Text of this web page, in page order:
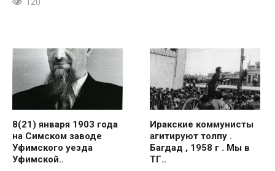
8(21) января 1903 года
на Симском заводе
Уфимского уезда
Уфимской..
Иракские коммунисты
агитируют толпу .
Багдад , 1958 г . Мы в
ТГ..